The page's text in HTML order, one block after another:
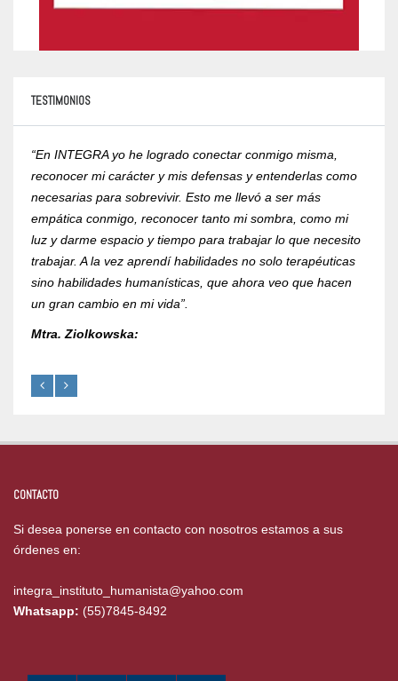
TESTIMONIOS
“En INTEGRA yo he logrado conectar conmigo misma,
reconocer mi carácter y mis defensas y entenderlas como
necesarias para sobrevivir. Esto me llevó a ser más
empática conmigo, reconocer tanto mi sombra, como mi
luz y darme espacio y tiempo para trabajar lo que necesito
trabajar. A la vez aprendí habilidades no solo terapéuticas
sino habilidades humanísticas, que ahora veo que hacen
un gran cambio en mi vida”.
Mtra. Ziolkowska:
CONTACTO
Si desea ponerse en contacto con nosotros estamos a sus
órdenes en:
integra_instituto_humanista@yahoo.com
Whatsapp: (55)7845-8492